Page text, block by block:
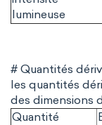
lumineuse
# Quantités
les quantités
des dimensions
Quantité